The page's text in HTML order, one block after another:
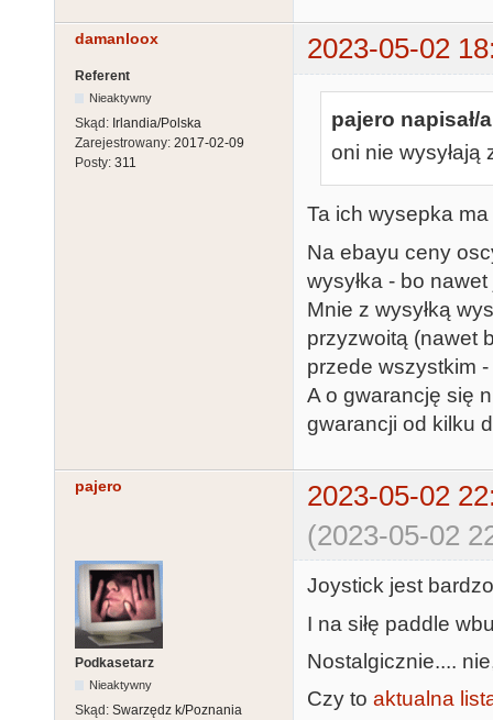
damanloox 2023-05-02
Referent
Nieaktywny
Skąd: Irlandia/Polska
Zarejestrowany: 2017-02-09
Posty: 311
pajero napisał/
oni nie wysyłają
Ta ich wysepka
Na ebayu ceny
wysyłka - bo
Mnie z wysyłką
przyzwoitą (nawet
przede wszystkim
A o gwarancję się
gwarancji od kilku
pajero
2023-05-02
(2023-05-02
Podkasetarz
Nieaktywny
Skąd: Swarzędz k/Poznania
Joystick jest
I na siłę paddle
Nostalgicznie....
Czy to aktualna